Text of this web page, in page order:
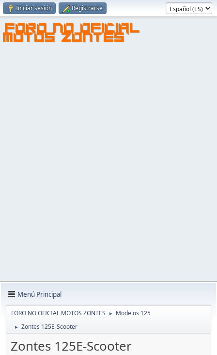
Iniciar sesión Registrarse
FORO NO OFICIAL
MOTOS ZONTES
Menú Principal
FORO NO OFICIAL MOTOS ZONTES ► Modelos 125
► Zontes 125E-Scooter
Zontes 125E-Scooter